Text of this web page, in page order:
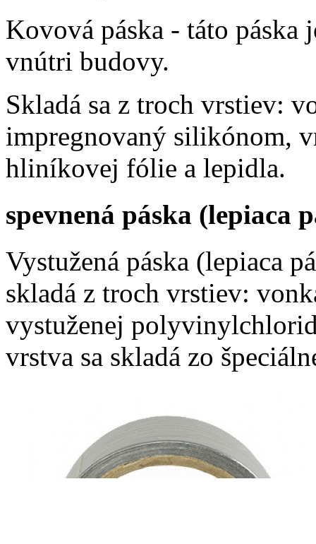
Kovová páska - táto páska
vnútri budovy.
Skladá sa z troch vrstiev:
impregnovaný silikónom,
hliníkovej fólie a lepidla.
spevnená páska (lepiaca
Vystužená páska (lepiaca
skladá z troch vrstiev:
vystuženej
vrstva sa skladá zo